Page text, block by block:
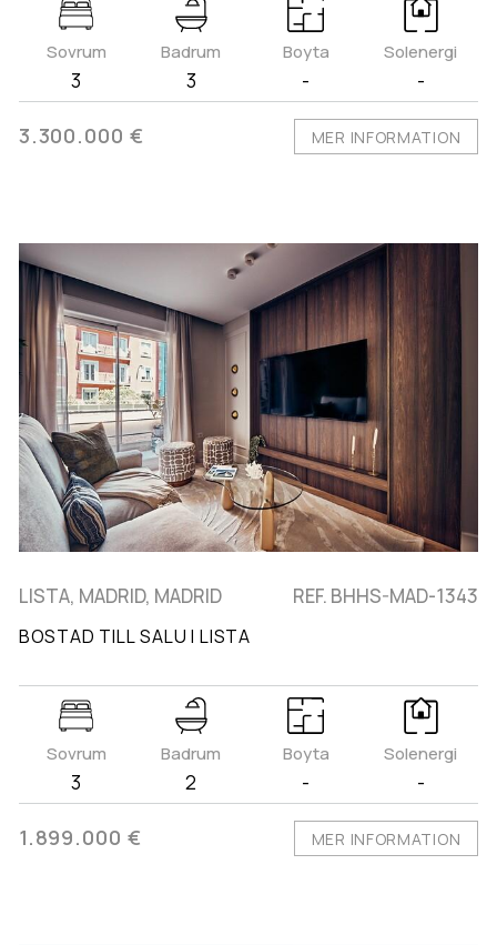
Sovrum
3
Badrum
3
Boyta
-
Solenergi
-
3.300.000 € MER INFORMATION
LISTA, MADRID, MADRID REF. BHHS-MAD-1343
BOSTAD TILL SALU I LISTA
Sovrum
3
Badrum
2
Boyta
-
Solenergi
-
1.899.000 € MER INFORMATION